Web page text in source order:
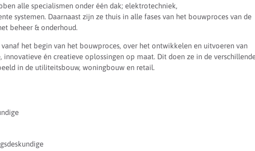
alle specialismen onder één dak; elektrotechniek,
systemen. Daarnaast zijn ze thuis in alle fases van het bouwproces van de
beheer & onderhoud.
het begin van het bouwproces, over het ontwikkelen en uitvoeren van
innovatieve én creatieve oplossingen op maat. Dit doen ze in de
in de utiliteitsbouw, woningbouw en retail.